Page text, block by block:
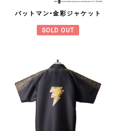
バットマン•金彩ジャケット
SOLD OUT